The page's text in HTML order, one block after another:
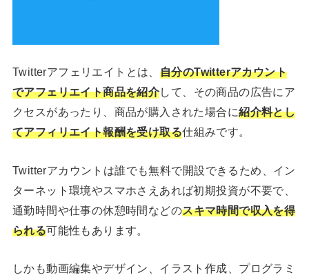
Twitterアフェリエイトとは、 自分のTwitterアカウント
でアフェリエイト商品を紹介して、その商品の広告にア
クセスがあったり、商品が購入された場合に紹介料とし
てアフィリエイト報酬を受け取る仕組みです。
Twitterアカウントは誰でも無料で開設できるため、イン
ターネット環境やスマホさえあれば初期投資が不要で、
通勤時間や仕事の休憩時間などのスキマ時間で収入を得
られる可能性もあります。
しかも動画編集やデザイン、イラスト作成、プログラミ